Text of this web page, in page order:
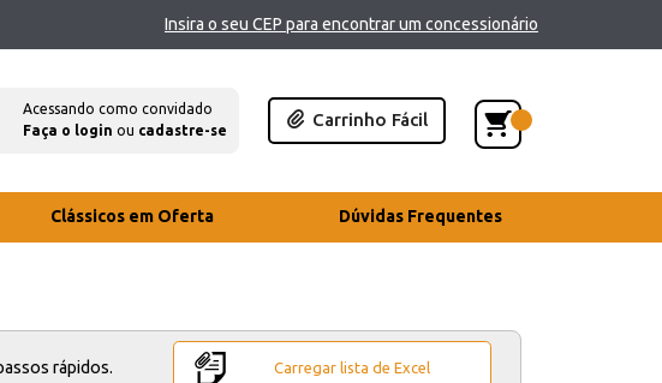
Insira o seu CEP para encontrar um concessionário
Acessando como convidado
Faça o login ou cadastre-se
Carrinho Fácil
Clássicos em Oferta Dúvidas Frequentes
rápidos. Carregar lista de Excel